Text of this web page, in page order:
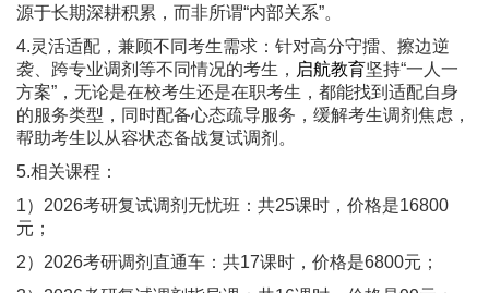
源于长期深耕积累，而非所谓“内部关系”。
4.灵活适配，兼顾不同考生需求：针对高分守擂、擦边逆
袭、跨专业调剂等不同情况的考生， 启航教育坚持“一人一
方案”，无论是在校考生还是在职考生，都能找到适配自身
的服务类型，同时配备心态疏导服务，缓解考生调剂焦虑，
帮助考生以从容状态备战复试调剂。
5.相关课程：
1）2026考研复试调剂无忧班：共25课时，价格是16800
元；
2）2026考研调剂直通车：共17课时，价格是6800元；